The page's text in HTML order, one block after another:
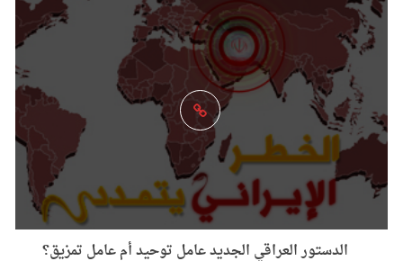
الدستور العراقي الجديد عامل توحيد أم عامل تمزيق؟